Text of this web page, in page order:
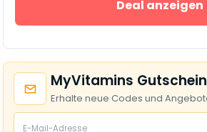
Deal anzeigen
MyVitamins
Erhalte neue Codes und